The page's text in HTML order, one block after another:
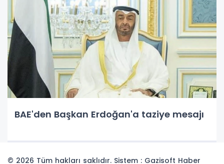
BAE'den Başkan Erdoğan'a taziye mesajı
© 2026 Tüm hakları saklıdır. Sistem : Gazisoft Haber